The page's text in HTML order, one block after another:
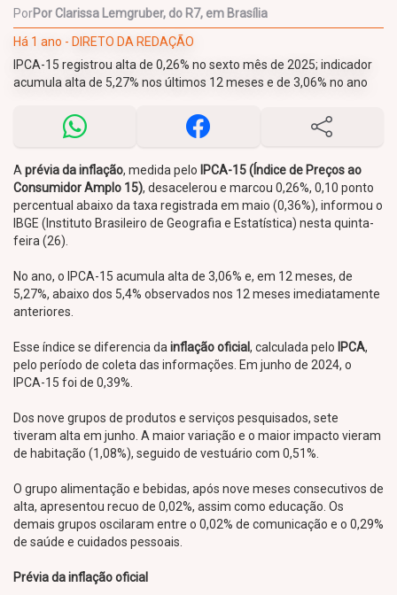
PorPor Clarissa Lemgruber, do R7, em Brasília
Há 1 ano - DIRETO DA REDAÇÃO
IPCA-15 registrou alta de 0,26% no sexto mês de 2025; indicador
acumula alta de 5,27% nos últimos 12 meses e de 3,06% no ano
A prévia da inflação, medida pelo IPCA-15 (Índice de Preços ao
Consumidor Amplo 15), desacelerou e marcou 0,26%, 0,10 ponto
percentual abaixo da taxa registrada em maio (0,36%), informou o
IBGE (Instituto Brasileiro de Geografia e Estatística) nesta quinta-
feira (26).
No ano, o IPCA-15 acumula alta de 3,06% e, em 12 meses, de
5,27%, abaixo dos 5,4% observados nos 12 meses imediatamente
anteriores.
Esse índice se diferencia da inflação oficial, calculada pelo IPCA,
pelo período de coleta das informações. Em junho de 2024, o
IPCA-15 foi de 0,39%.
Dos nove grupos de produtos e serviços pesquisados, sete
tiveram alta em junho. A maior variação e o maior impacto vieram
de habitação (1,08%), seguido de vestuário com 0,51%.
O grupo alimentação e bebidas, após nove meses consecutivos de
alta, apresentou recuo de 0,02%, assim como educação. Os
demais grupos oscilaram entre o 0,02% de comunicação e o 0,29%
de saúde e cuidados pessoais.
Prévia da inflação oficial